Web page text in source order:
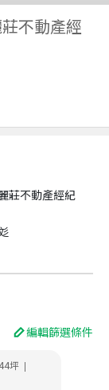
不動產經
莊不動產經紀
編輯篩選條件
坪 |